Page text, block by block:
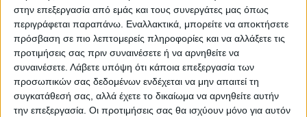
στην επεξεργασία από εμάς και τους συνεργάτες μας όπως
περιγράφεται παραπάνω. Εναλλακτικά, μπορείτε να αποκτήσετε
πρόσβαση σε πιο λεπτομερείς πληροφορίες και να αλλάξετε τις
προτιμήσεις σας πριν συναινέσετε ή να αρνηθείτε να
συναινέσετε. Λάβετε υπόψη ότι κάποια επεξεργασία των
προσωπικών σας δεδομένων ενδέχεται να μην απαιτεί τη
συγκατάθεσή σας, αλλά έχετε το δικαίωμα να αρνηθείτε αυτήν
την επεξεργασία. Οι προτιμήσεις σας θα ισχύουν μόνο για αυτόν
Θεοδόσης Κατσάρας
https://neosagon.gr